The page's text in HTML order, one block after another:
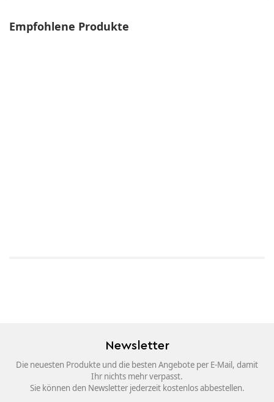
Empfohlene Produkte
Newsletter
Die neuesten Produkte und die besten Angebote per E-Mail, damit
Ihr nichts mehr verpasst.
Sie können den Newsletter jederzeit kostenlos abbestellen.